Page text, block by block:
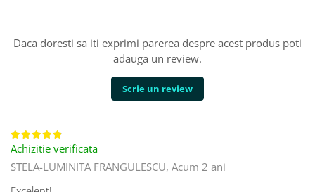
Daca doresti sa iti exprimi parerea despre acest produs poti
adauga un review.
Scrie un review
Achizitie verificata
STELA-LUMINITA FRANGULESCU, Acum 2 ani